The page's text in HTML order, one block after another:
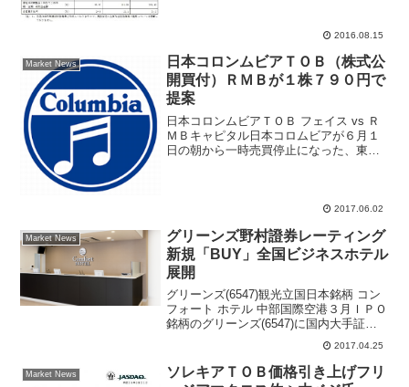
引け後に、17年３月期第１四半...2016.08.15
Market News
日本コロンムビアＴＯＢ（株式公
開買付）ＲＭＢが１株７９０円で
提案
日本コロンムビアＴＯＢ フェイス vs Ｒ
ＭＢキャピタル日本コロムビアが６月１
日の朝から一時売買停止になった、東京
2017.06.02
Market News
グリーンズ野村證券レーティング
新規「BUY」全国ビジネスホテル
展開
グリーンズ(6547)観光立国日本銘柄 コン
フォート ホテル 中部国際空港３月ＩＰＯ
銘柄のグリーンズ(6547)に国内大手証券
が強気の見通し、全国にビジネスホテル
を展開、「コンフォートホテル」ブラン
ド、「グリーンズホテルズ」を展開運営
してい...
2017.04.25
Market News
ソレキアＴＯＢ価格引き上げフリ